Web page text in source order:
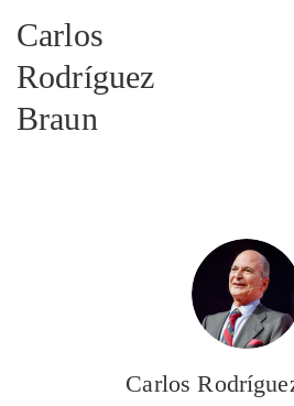
Carlos
Rodríguez
Braun
Carlos